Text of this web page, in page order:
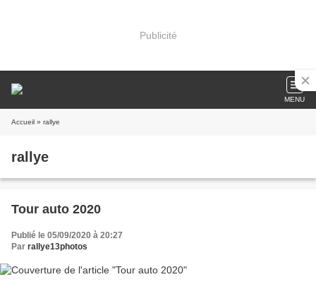
Publicité
MENU
Accueil » rallye
rallye
Tour auto 2020
Publié le 05/09/2020 à 20:27
Par rallye13photos